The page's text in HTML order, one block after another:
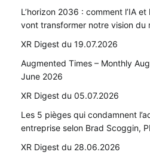
L’horizon 2036 : comment l’IA
vont transformer notre vision du
XR Digest du 19.07.2026
Augmented Times – Monthly
June 2026
XR Digest du 05.07.2026
Les 5 pièges qui condamnent
entreprise selon Brad Scoggin,
XR Digest du 28.06.2026